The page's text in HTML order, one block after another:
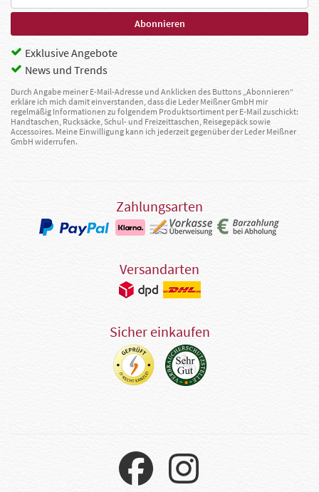
Exklusive Angebote
News und Trends
Durch Angabe meiner E-Mail-Adresse und Anklicken des Buttons „Abonnieren“
erkläre ich mich damit einverstanden, dass die Leder Meißner GmbH mir
regelmäßig Informationen zu folgendem Produktsortiment per E-Mail zuschickt:
Handtaschen, Rucksäcke, Schul- und Freizeittaschen, Reisegepäck sowie
Accessoires. Meine Einwilligung kann ich jederzeit gegenüber der Leder Meißner
GmbH widerrufen.
Zahlungsarten
Versandarten
Sicher einkaufen